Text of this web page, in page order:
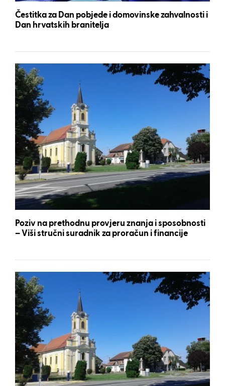
Čestitka za Dan pobjede i domovinske zahvalnosti i
Dan hrvatskih branitelja
Poziv na prethodnu provjeru znanja i sposobnosti
– Viši stručni suradnik za proračun i financije